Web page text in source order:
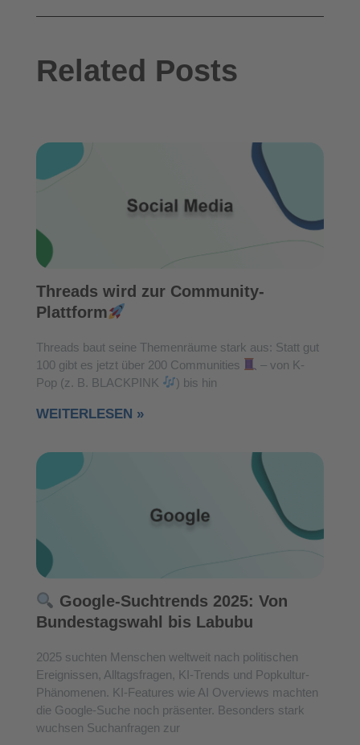
Related Posts
Threads wird zur Community-
Plattform
Threads baut seine Themenräume stark aus: Statt gut
100 gibt es jetzt über 200 Communities
– von K-
Pop (z. B. BLACKPINK
) bis hin
WEITERLESEN »
Google-Suchtrends 2025: Von
Bundestagswahl bis Labubu
2025 suchten Menschen weltweit nach politischen
Ereignissen, Alltagsfragen, KI-Trends und Popkultur-
Phänomenen. KI-Features wie AI Overviews machten
die Google-Suche noch präsenter. Besonders stark
wuchsen Suchanfragen zur